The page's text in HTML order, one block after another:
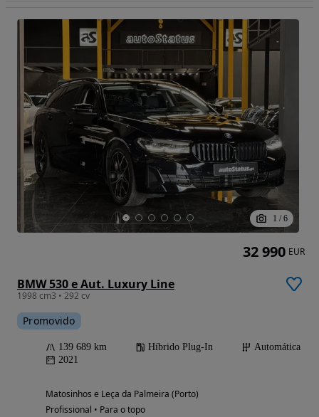
1 / 6
BMW 530 e Aut. Luxury Line
1998 cm3 • 292 cv
Promovido
139 689 km Híbrido Plug-In
Automática
2021
Matosinhos e Leça da Palmeira (Porto)
Profissional • Para o topo
32 990 EUR